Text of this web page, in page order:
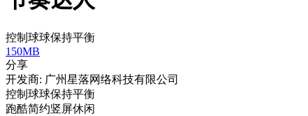
控制球球保持平衡
150MB
分享
开发商: 广州星落网络科技有限公司
控制球球保持平衡
跑酷简约竖屏休闲